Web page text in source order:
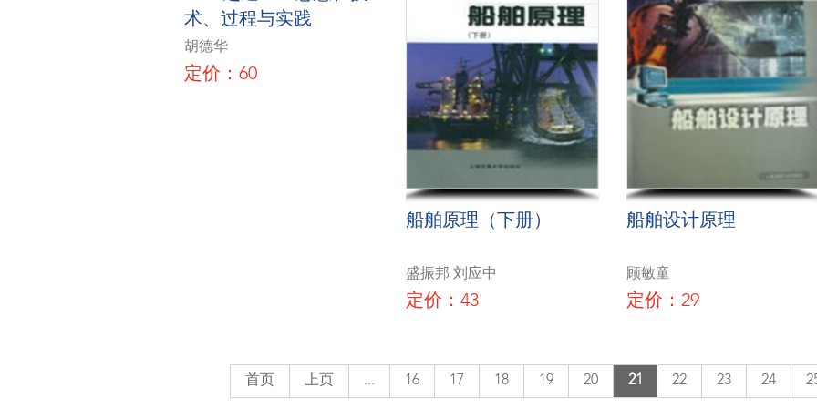
术、过程与实践
胡德华
定价：60
船舶原理（下册）
盛振邦 刘应中
定价：43
船舶设计原理
顾敏童
定价：29
首页 上页 ... 16 17 18 19 20 21 22 23 24